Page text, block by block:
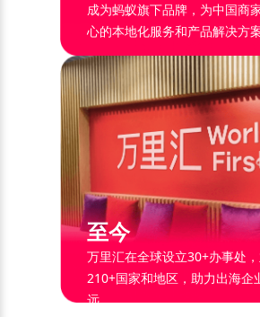
成为蚂蚁旗下品牌，为中国商
心的本地化服务和产品解决方
至今
万里汇在全球设立30+办事处
210+国家和地区，助力出海企
远